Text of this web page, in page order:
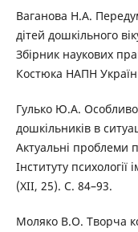
Ваганова Н.А.
дітей дошкільного
Збірник наукових
Костюка НАПН
Гулько Ю.А.
дошкільників в
Актуальні проблеми
Інституту
(ХІІ, 25). С. 84–93.
Моляко В.О. Творча